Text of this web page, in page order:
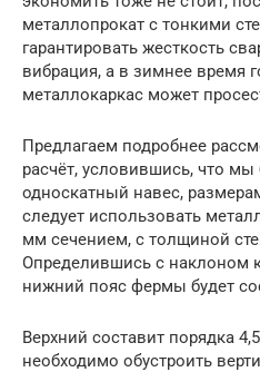
металлопрокат с тонкими
гарантировать жесткость
вибрация, а в зимнее время
металлокаркас может
Предлагаем подробнее
расчёт, условившись, что мы
односкатный навес,
следует использовать
мм сечением, с толщиной
Определившись с наклоном
нижний пояс фермы будет
Верхний составит порядка
необходимо обустроить